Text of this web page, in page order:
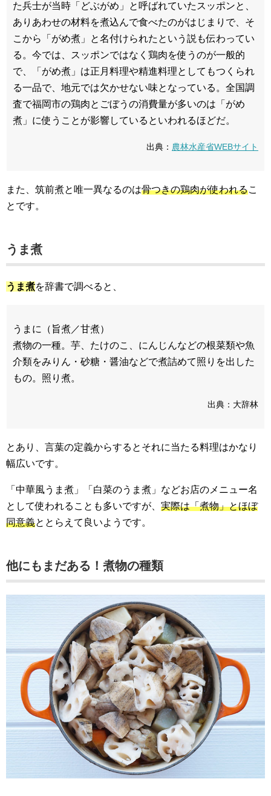
た兵士が当時「どぶがめ」と呼ばれていたスッポンと、
ありあわせの材料を煮込んで食べたのがはじまりで、そ
こから「がめ煮」と名付けられたという説も伝わってい
る。今では、スッポンではなく鶏肉を使うのが一般的
で、「がめ煮」は正月料理や精進料理としてもつくられ
る一品で、地元では欠かせない味となっている。全国調
査で福岡市の鶏肉とごぼうの消費量が多いのは「がめ
煮」に使うことが影響しているといわれるほどだ。
出典： 農林水産省WEBサイト
また、筑前煮と唯一異なるのは骨つきの鶏肉が使われるこ
とです。
うま煮
うま煮を辞書で調べると、
うまに（旨煮／甘煮）
煮物の一種。芋、たけのこ、にんじんなどの根菜類や魚
介類をみりん・砂糖・醤油などで煮詰めて照りを出した
もの。照り煮。
出典： 大辞林
とあり、言葉の定義からするとそれに当たる料理はかなり
幅広いです。
「中華風うま煮」「白菜のうま煮」などお店のメニュー名
として使われることも多いですが、 実際は「煮物」とほぼ
同意義ととらえて良いようです。
他にもまだある！煮物の種類